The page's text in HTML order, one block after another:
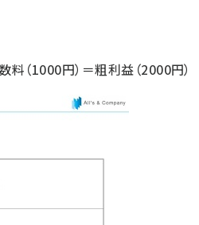
（1000円）＝粗利益（2000円）